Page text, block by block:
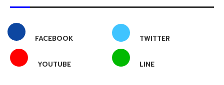
FACEBOOK TWITTER
YOUTUBE LINE